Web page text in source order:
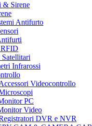
& Sirene
Antifurto
RFID
Infrarossi
Videocontrollo
PC
Video
DVR e NVR